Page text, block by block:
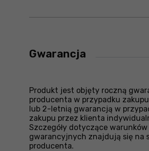
Gwarancja
Produkt jest objęty roczną
producenta w przypadku
lub 2-letnią gwarancją w
zakupu przez klienta
Szczegóły dotyczące warunków
gwarancyjnych znajdują się na
producenta.